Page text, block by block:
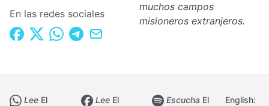
En las redes sociales
muchos campos
misioneros extranjeros.
Lee El
Lee El
EscuchaEl
English: